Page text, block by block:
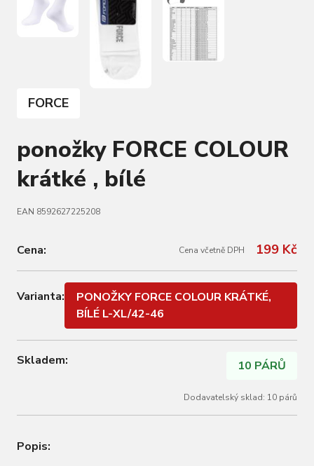
FORCE
ponožky FORCE COLOUR
krátké , bílé
EAN 8592627225208
Cena: Cena včetně DPH 199 Kč
Varianta:
PONOŽKY FORCE COLOUR KRÁTKÉ,
BÍLÉ L-XL/42-46
Skladem: 10 PÁRŮ
Dodavatelský sklad: 10 párů
Popis: